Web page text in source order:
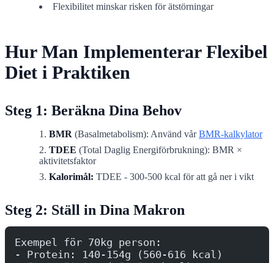
Flexibilitet minskar risken för ätstörningar
Hur Man Implementerar Flexibel
Diet i Praktiken
Steg 1: Beräkna Dina Behov
BMR (Basalmetabolism): Använd vårBMR-kalkylator
TDEE (Total Daglig Energiförbrukning): BMR ×
aktivitetsfaktor
Kalorimål: TDEE - 300-500 kcal för att gå ner i vikt
Steg 2: Ställ in Dina Makron
Exempel för 70kg person:
- Protein: 140-154g (560-616 kcal)